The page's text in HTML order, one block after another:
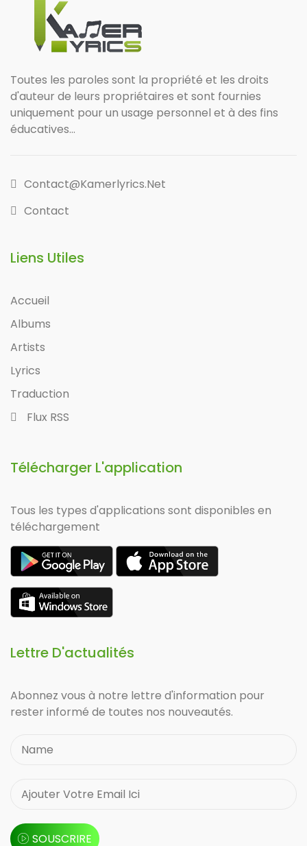
Toutes les paroles sont la propriété et les droits
d'auteur de leurs propriétaires et sont fournies
uniquement pour un usage personnel et à des fins
éducatives...
Contact@kamerlyrics.net
Contact
Liens Utiles
Accueil
Albums
Artists
Lyrics
Traduction
Flux RSS
Télécharger L'application
Tous les types d'applications sont disponibles en
téléchargement
Lettre D'actualités
Abonnez vous à notre lettre d'information pour
rester informé de toutes nos nouveautés.
SOUSCRIRE